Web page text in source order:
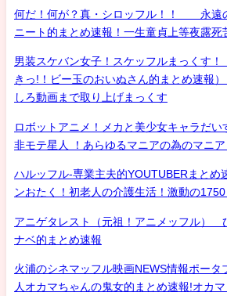
何だ！何が？真・シロッフル！！ 永遠
ニート的まとめ速報！一生童貞上等夜露死
男装スケバン女子！スケッフルまっくす！
きっ!！ビー玉のおいぬさん的まとめ速報
しろ動画まで取り上げまっくす
ロボットアニメ！メカと美少女キャラだい
非モテ星人 ！あらゆるマニアの為のマニア
ハルッフル-専業主夫的YOUTUBERまとめ
ンおたく！初老人の介護生活！激動の1750
アニゲタレスト（元祖！アニメッフル）
ナベ的まとめ速報
火浦のシネマッフル映画NEWS情報ポータ
人オカマちゃんの鬼女的まとめ速報!オカ